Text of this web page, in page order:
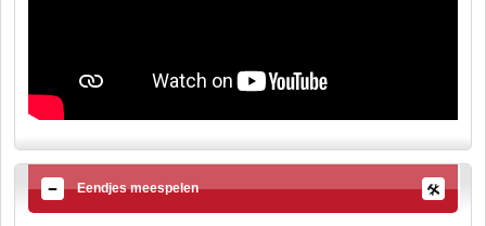
Eendjes meespelen